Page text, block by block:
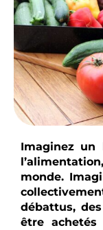
Imaginez un
monde.
débattus,
être achetés